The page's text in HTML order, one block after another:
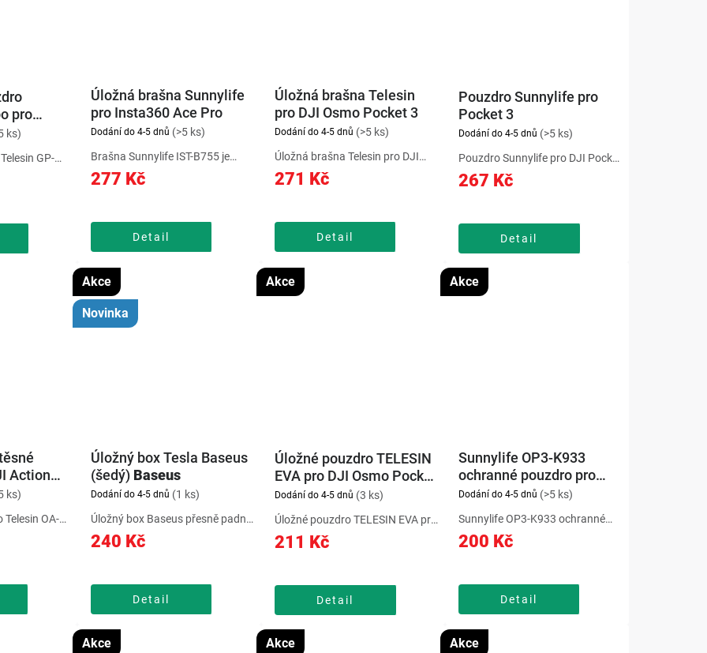
pro
10/9
ks)
GP-
Case
potápění s
je před
sklu
Úložná brašna Sunnylife
pro Insta360 Ace Pro
Dodání do 4-5 dnů (>5 ks)
277 Kč
Detail
Brašna Sunnylife IST-B755 je
praktické pouzdro pro kameru
Insta360 Ace Pro i její
držáky nebo paměťové karty.
Nabízí přehledné vnitřní...
Úložná brašna Telesin
pro DJI Osmo Pocket 3
Dodání do 4-5 dnů (>5 ks)
271 Kč
Detail
Úložná brašna Telesin pro DJI
Osmo Pocket 3 nabízí kompaktní,
ale překvapivě prostorné řešení
kamery i příslušenství. Díky
nastavitelným přepážkám si...
Pouzdro Sunnylife pro
Pocket 3
Dodání do 4-5 dnů (>5 ks)
267 Kč
Detail
Pouzdro Sunnylife pro DJI Pocket
3 poskytuje spolehlivou ochranu
při přenášení i skladování. Díky
vnitřní podšívce a praktické
přihrádce na...
Action
ks)
OA-
Action
ponoření
45 m a
Díky
Akce
Novinka
Úložný box Tesla Baseus
(šedý) Baseus
Dodání do 4-5 dnů (1 ks)
240 Kč
Detail
Úložný box Baseus přesně padne
do středové přihrádky Tesly 3 a Y
a promění nevyužitý prostor v
rámy oddělí drobnosti jako klíče
či telefon od...
Akce
Úložné pouzdro TELESIN
EVA pro DJI Osmo Pocket
3Telesin
Dodání do 4-5 dnů (3 ks)
211 Kč
Detail
Úložné pouzdro TELESIN EVA pro
DJI Osmo Pocket 3 pomůže
chránit zařízení před
běžným opotřebením. Úložná
brašna Telesin EVA pro kameru
DJI Osmo Pocket...
Akce
Sunnylife OP3-K933
ochranné pouzdro pro
Osmo Pocket 3Sunnylife
Dodání do 4-5 dnů (>5 ks)
200 Kč
Detail
Sunnylife OP3-K933 ochranné
pouzdro pro Osmo Pocket 3
pomůže vytvářet plynulé a
Ochranné pouzdro Sunnylife
OP3-K933 je ideálním...
Akce Akce Akce